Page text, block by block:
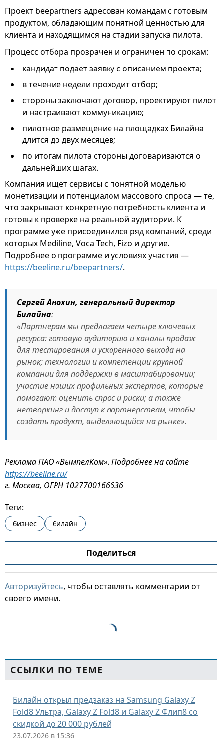
Проект beepartners адресован командам с готовым
продуктом, обладающим понятной ценностью для
клиента и находящимся на стадии запуска пилота.
Процесс отбора прозрачен и ограничен по срокам:
кандидат подает заявку с описанием проекта;
в течение недели проходит отбор;
стороны заключают договор, проектируют пилот
и настраивают коммуникацию;
пилотное размещение на площадках Билайна
длится до двух месяцев;
по итогам пилота стороны договариваются о
дальнейших шагах.
Компания ищет сервисы с понятной моделью
монетизации и потенциалом массового спроса — те,
что закрывают конкретную потребность клиента и
готовы к проверке на реальной аудитории. К
программе уже присоединился ряд компаний, среди
которых Mediline, Voca Tech, Fizo и другие.
Подробнее о программе и условиях участия —
https://beeline.ru/beepartners/.
Сергей Анохин, генеральный директор
Билайна:
«Партнерам мы предлагаем четыре ключевых
ресурса: готовую аудиторию и каналы продаж
для тестирования и ускоренного выхода на
рынок; технологии и компетенции крупной
компании для поддержки в масштабировании;
участие наших профильных экспертов, которые
помогают оценить спрос и риски; а также
нетворкинг и доступ к партнерствам, чтобы
создать продукт, выделяющийся на рынке».
Реклама ПАО «ВымпелКом». Подробнее на сайте
https://beeline.ru/
г. Москва, ОГРН 1027700166636
Теги:
бизнес билайн
Поделиться
Авторизуйтесь, чтобы оставлять комментарии от
своего имени.
ССЫЛКИ ПО ТЕМЕ
Билайн открыл предзаказ на Samsung Galaxy Z
Fold8 Ультра, Galaxy Z Fold8 и Galaxy Z Флип8 со
скидкой до 20 000 рублей
23.07.2026 в 15:36